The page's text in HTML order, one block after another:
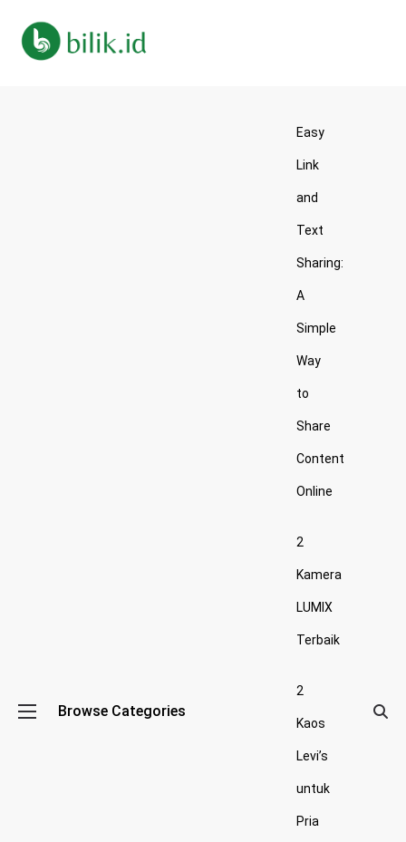
Browse Categories
Easy
Link
and
Text
Sharing:
A
Simple
Way
to
Share
Content
Online
2
Kamera
LUMIX
Terbaik
2
Kaos
Levi’s
untuk
Pria